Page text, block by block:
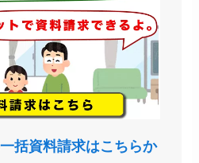
括資料請求はこちらか